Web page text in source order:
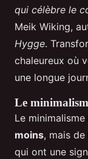
qui célèbre le
Meik Wiking,
Hygge.
chaleureux où
une longue
Le
Le
moins, mais de
qui ont une